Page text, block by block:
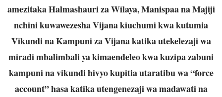
amezitaka Halmashauri za Wilaya, Manispaa na Majiji
nchini kuwawezesha Vijana kiuchumi kwa kutumia
Vikundi na Kampuni za Vijana katika utekelezaji wa
miradi mbalimbali ya kimaendeleo kwa kuzipa zabuni
kampuni na vikundi hivyo kupitia utaratibu wa “force
account” hasa katika utengenezaji wa madawati na